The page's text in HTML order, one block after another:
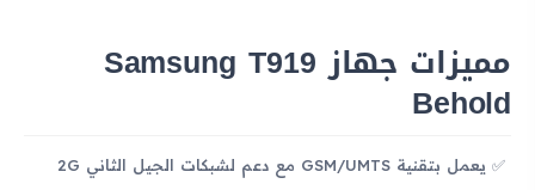
مميزات جهاز Samsung T919
Behold
يعمل بتقنية GSM/UMTS مع دعم لشبكات الجيل الثاني 2G